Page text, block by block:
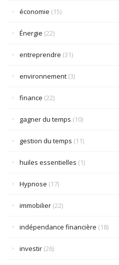
économie (15)
Énergie (22)
entreprendre (31)
environnement (3)
finance (22)
gagner du temps (10)
gestion du temps (11)
huiles essentielles (1)
Hypnose (17)
immobilier (22)
indépendance financière (18)
investir (26)